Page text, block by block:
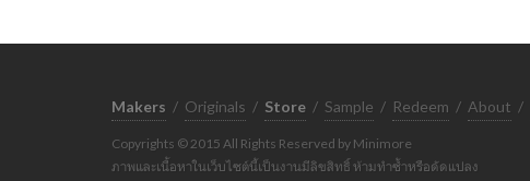
Makers / Originals / Store / Sample / Redeem / About /
Copyrights © 2015 All Rights Reserved by Minimore
ภาพและเนื้อหาในเว็บไซต์นี้เป็นงานมีลิขสิทธิ์ ห้ามทำซ้ำหรือดัดแปลง